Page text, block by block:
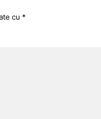
cu *